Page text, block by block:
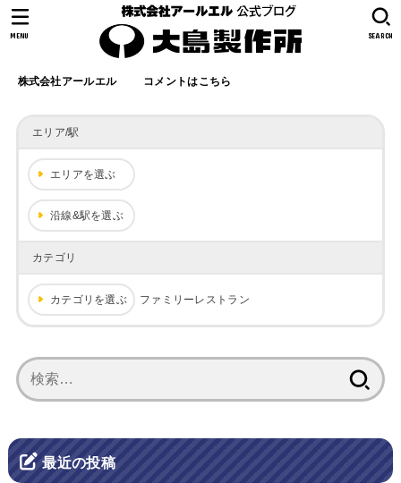
株式会社アールエル コメントはこちら
SEARCH
MENU
エリア/駅
エリアを選ぶ
沿線&駅を選ぶ
カテゴリ
カテゴリを選ぶ ファミリーレストラン
索:
最近の投稿